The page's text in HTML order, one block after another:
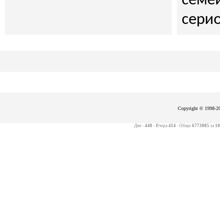
Copyright © 1998-
Дне - 448 - Вчера 414- Общо 6773085 за